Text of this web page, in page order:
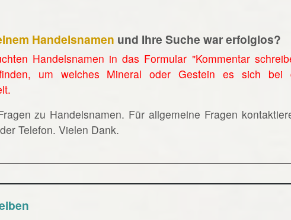
Handelsnamen und Ihre Suche war erfolglos?
Handelsnamen in das Formular "Kommentar
um welches Mineral oder Gestein es sich bei
zu Handelsnamen. Für allgemeine Fragen
Telefon. Vielen Dank.